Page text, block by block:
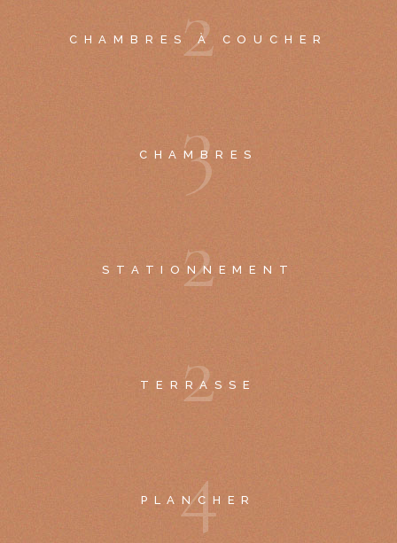
2
CHAMBRES À COUCHER
3
CHAMBRES
2
STATIONNEMENT
2
TERRASSE
4
PLANCHER